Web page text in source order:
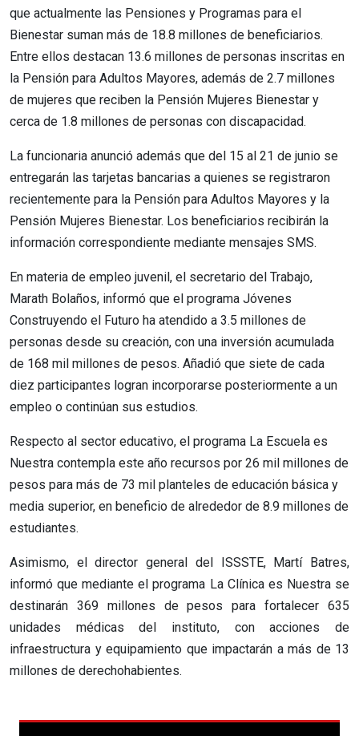
que actualmente las Pensiones y Programas para el
Bienestar suman más de 18.8 millones de beneficiarios.
Entre ellos destacan 13.6 millones de personas inscritas en
la Pensión para Adultos Mayores, además de 2.7 millones
de mujeres que reciben la Pensión Mujeres Bienestar y
cerca de 1.8 millones de personas con discapacidad.
La funcionaria anunció además que del 15 al 21 de junio se
entregarán las tarjetas bancarias a quienes se registraron
recientemente para la Pensión para Adultos Mayores y la
Pensión Mujeres Bienestar. Los beneficiarios recibirán la
información correspondiente mediante mensajes SMS.
En materia de empleo juvenil, el secretario del Trabajo,
Marath Bolaños, informó que el programa Jóvenes
Construyendo el Futuro ha atendido a 3.5 millones de
personas desde su creación, con una inversión acumulada
de 168 mil millones de pesos. Añadió que siete de cada
diez participantes logran incorporarse posteriormente a un
empleo o continúan sus estudios.
Respecto al sector educativo, el programa La Escuela es
Nuestra contempla este año recursos por 26 mil millones de
pesos para más de 73 mil planteles de educación básica y
media superior, en beneficio de alrededor de 8.9 millones de
estudiantes.
Asimismo, el director general del ISSSTE, Martí Batres,
informó que mediante el programa La Clínica es Nuestra se
destinarán 369 millones de pesos para fortalecer 635
unidades médicas del instituto, con acciones de
infraestructura y equipamiento que impactarán a más de 13
millones de derechohabientes.